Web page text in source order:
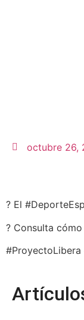
octubre 26,
? El
? Consulta
#ProyectoLibera